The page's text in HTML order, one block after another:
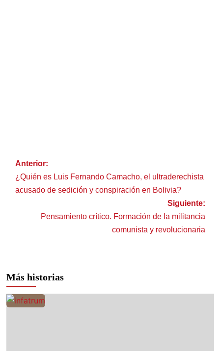
Anterior:
¿Quién es Luis Fernando Camacho, el ultraderechista
acusado de sedición y conspiración en Bolivia?
Siguiente:
Pensamiento crítico. Formación de la militancia
comunista y revolucionaria
Más historias